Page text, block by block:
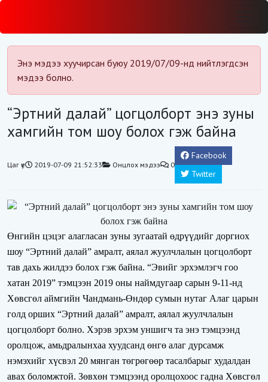
Энэ мэдээ хуучирсан буюу 2019/07/09-нд нийтлэгдсэн
мэдээ болно.
“Эртний далай” цогцолборт энэ зуны
хамгийн том шоу болох гэж байна
Цаг үе 2019-07-09 21:52:33 Онцлох мэдээ 0
Facebook
Twitter
Өнгийн цэцэг алагласан зуны зугаатай өдрүүдийг доргиох
шоу “Эртний далай” амралт, аялал жуулчлалын цогцолборт
тав дахь жилдээ болох гэж байна. “Эвийг эрхэмлэгч гоо
хатан 2019” тэмцээн 2019 оны наймдугаар сарын 9-11-нд
Хөвсгөл аймгийн Чандмань-Өндөр сумын нутаг Алаг царын
голд орших “Эртний далай” амралт, аялал жуулчлалын
цогцолборт болно. Хэрэв эрхэм уншигч та энэ тэмцээнд
оролцож, амьдралынхаа хуудсанд өнгө алаг дурсамж
нэмэхийг хүсвэл 20 мянган төгрөгөөр тасалбарыг худалдан
авах боломжтой. Зөвхөн тэмцээнд оролцохоос гадна Хөвсгөл